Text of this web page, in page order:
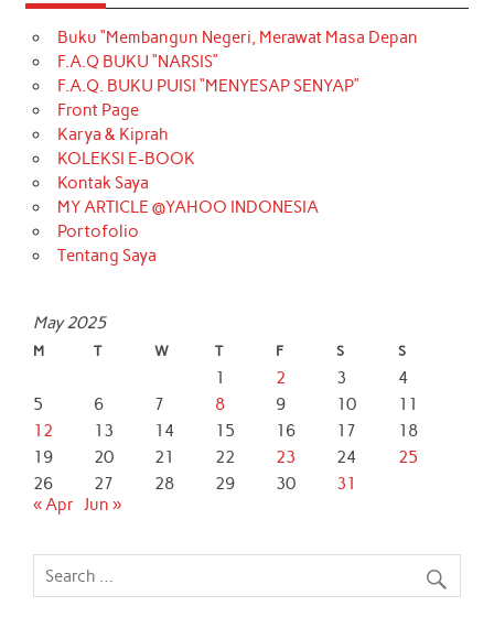
Buku “Membangun Negeri, Merawat Masa Depan
F.A.Q BUKU “NARSIS”
F.A.Q. BUKU PUISI “MENYESAP SENYAP”
Front Page
Karya & Kiprah
KOLEKSI E-BOOK
Kontak Saya
MY ARTICLE @YAHOO INDONESIA
Portofolio
Tentang Saya
May 2025
M T W T F S S
1 2 3
4
5
6 7 8 9 10
11
12
13 14 15 16 17
18
19
20 21 22 23 24
25
26
27 28 29 30
31
« Apr Jun »